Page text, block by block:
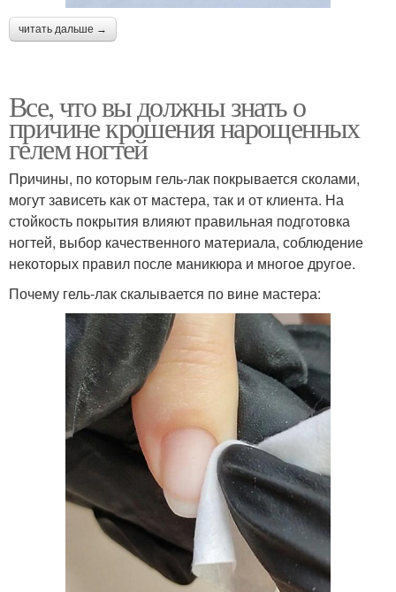
читать дальше →
Все, что вы должны знать о
причине крошения нарощенных
гелем ногтей
Причины, по которым гель-лак покрывается сколами,
могут зависеть как от мастера, так и от клиента. На
стойкость покрытия влияют правильная подготовка
ногтей, выбор качественного материала, соблюдение
некоторых правил после маникюра и многое другое.
Почему гель-лак скалывается по вине мастера: